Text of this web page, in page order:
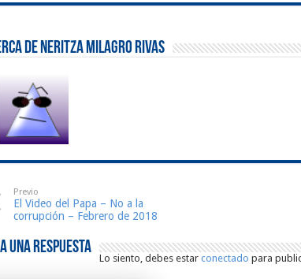
de Neritza Milagro Rivas
Previo
El Video del Papa – No a la
corrupción – Febrero de 2018
una respuesta
Lo siento, debes estar conectado para